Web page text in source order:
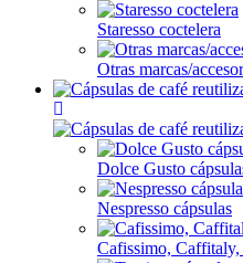
Staresso coctelera
Otras marcas/
Dolce Gusto
Nespresso cápsulas
Cafissimo, Caffitaly,